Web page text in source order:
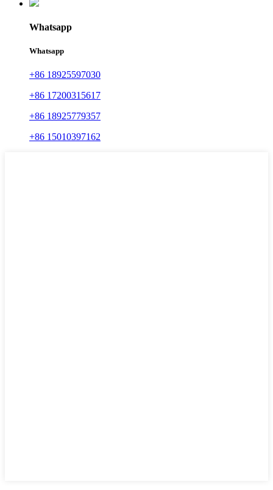
Whatsapp
Whatsapp
+86 18925597030
+86 17200315617
+86 18925779357
+86 15010397162